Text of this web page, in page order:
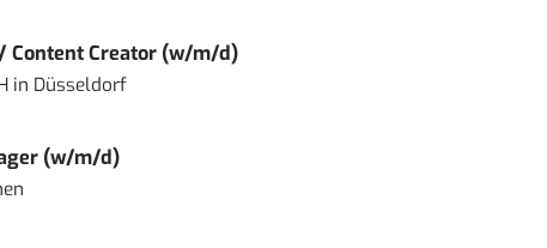
Content Creator (w/m/d)
in Düsseldorf
(w/m/d)